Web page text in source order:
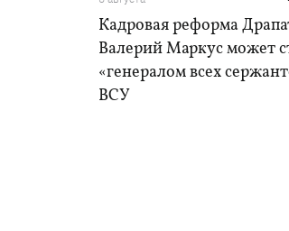
Кадровая реформа
Валерий Маркус может
«генералом всех
ВСУ